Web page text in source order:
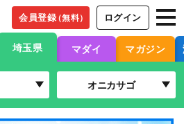
会員登録（無料） ログイン
埼玉県 マダイ マガジン
オニカサゴ